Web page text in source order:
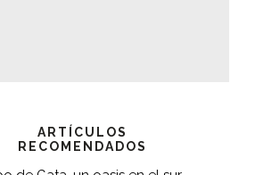
ARTÍCULOS
RECOMENDADOS